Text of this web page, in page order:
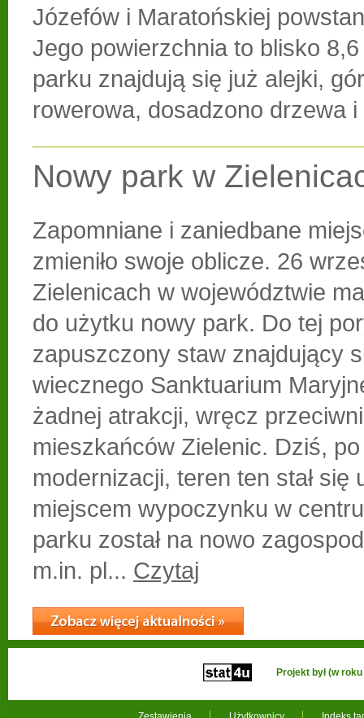
Józefów i Maratońskiej
Jego powierzchnia to blisko
parku znajdują się już alejki,
rowerowa, dosadzono drzewa
Nowy park w
Zapomniane i zaniedbane
zmieniło swoje oblicze. 26
Zielenicach w województwie
do użytku nowy park. Do tej
zapuszczony staw znajdujący
wiecznego Sanktuarium
żadnej atrakcji, wręcz
mieszkańców Zielenic. Dziś,
modernizacji, teren ten stał się
miejscem wypoczynku w
parku został na nowo
m.in. pl... Czytaj
Projekt był (w